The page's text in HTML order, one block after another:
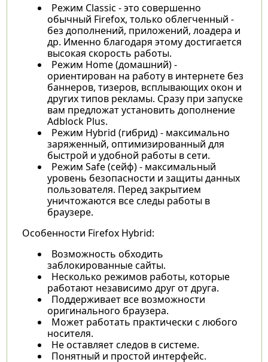
Режим Classic - это совершенно
обычный Firefox, только облегченный -
без дополнений, приложений, лоадера и
др. Именно благодаря этому достигается
высокая скорость работы.
Режим Home (домашний) -
ориентирован на работу в интернете без
баннеров, тизеров, всплывающих окон и
других типов рекламы. Сразу при запуске
вам предложат установить дополнение
Adblock Plus.
Режим Hybrid (гибрид) - максимально
заряженный, оптимизированный для
быстрой и удобной работы в сети.
Режим Safe (сейф) - максимальный
уровень безопасности и защиты данных
пользователя. Перед закрытием
уничтожаются все следы работы в
браузере.
Особенности Firefox Hybrid:
Возможность обходить
заблокированные сайты.
Несколько режимов работы, которые
работают независимо друг от друга.
Поддерживает все возможности
оригинального браузера.
Может работать практически с любого
носителя.
Не оставляет следов в системе.
Понятный и простой интерфейс.